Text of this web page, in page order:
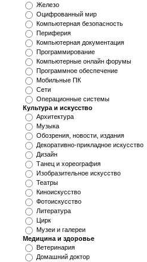
Железо
Оцифрованный мир
Компьютерная безопасность
Периферия
Компьютерная документация
Программирование
Компьютерные онлайн форумы
Программное обеспечение
Мобильные ПК
Сети
Операционные системы
Культура и искусство
Архитектура
Музыка
Обозрения, новости, издания
Декоративно-прикладное искусство
Дизайн
Танец и хореография
Изобразительное искусство
Театры
Киноискусство
Фотоискусство
Литература
Цирк
Музеи и галереи
Медицина и здоровье
Ветеринария
Домашний доктор